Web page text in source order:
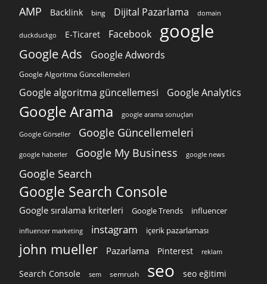
AMP Backlink bing Dijital Pazarlama domain
duckduckgo E-Ticaret Facebook google
Google Ads Google Adwords
Google Algoritma Güncellemeleri
Google algoritma güncellemesi Google Analytics
Google Arama google arama sonuçları
Google Görseller Google Güncellemeleri
google haberler Google My Business google news
Google Search
Google Search Console
Google sıralama kriterleri Google Trends influencer
influencer marketing instagram içerik pazarlaması
john mueller Pazarlama Pinterest reklam
Search Console sem semrush seo seo eğitimi